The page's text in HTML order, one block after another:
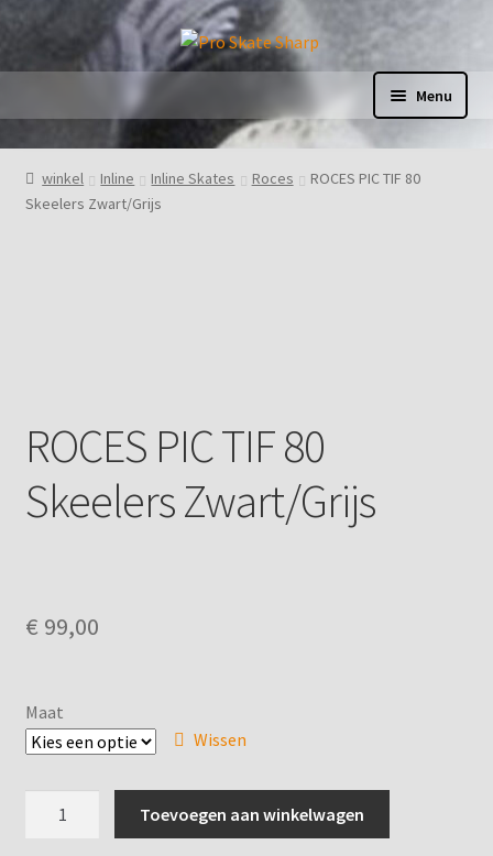
door
navigatie
naar
inhoud
Menu
Home
Afrekenen
Bedankt
Betaling annuleren
Boek een afspraak
Contact
Etn Category
winkel Inline Inline Skates Roces
ROCES PIC TIF 80
Skeelers Zwart/Grijs
ROCES PIC TIF 80
Skeelers Zwart/Grijs
€ 99,00
Maat
Wissen
Toevoegen aan winkelwagen